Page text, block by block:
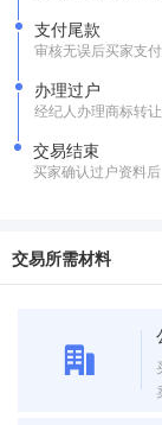
支付尾款
审核无误后买家支
办理过户
经纪人办理商标转
交易结束
买家确认过户资料
交易所需材料